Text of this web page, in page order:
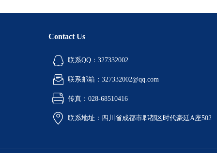
Contact Us
联系QQ：327332002
联系邮箱：327332002@qq.com
传真：028-68510416
联系地址：四川省成都市郫都区时代豪廷A座502